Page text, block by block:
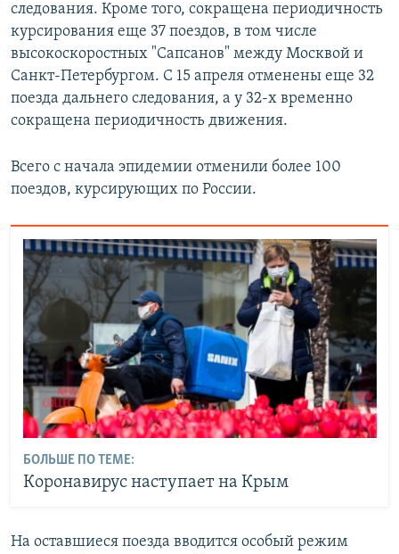
следования. Кроме того, сокращена периодичность
курсирования еще 37 поездов, в том числе
высокоскоростных "Сапсанов" между Москвой и
Санкт-Петербургом. С 15 апреля отменены еще 32
поезда дальнего следования, а у 32-х временно
сокращена периодичность движения.
Всего с начала эпидемии отменили более 100
поездов, курсирующих по России.
БОЛЬШЕ ПО ТЕМЕ:
Коронавирус наступает на Крым
На оставшиеся поезда вводится особый режим